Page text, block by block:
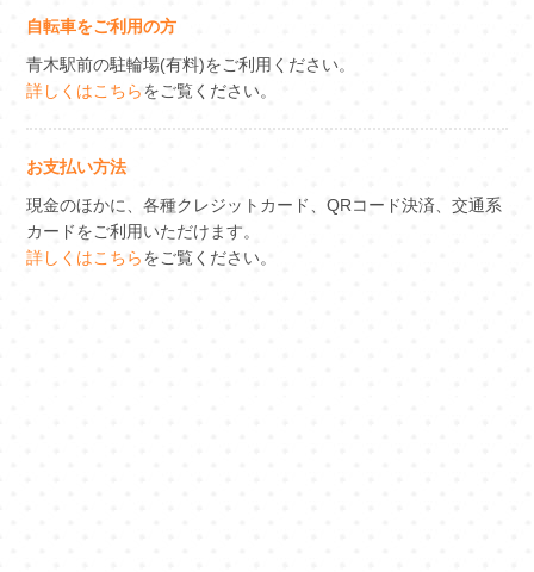
自転車をご利用の方
青木駅前の駐輪場(有料)をご利用ください。
詳しくはこちらをご覧ください。
お支払い方法
現金のほかに、各種クレジットカード、QRコード決済、交通系
カードをご利用いただけます。
詳しくはこちらをご覧ください。